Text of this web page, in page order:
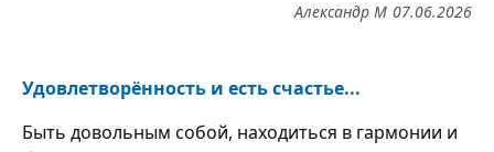
07.06.2026
Александр М
Удовлетворённость и есть счастье...
Быть довольным собой, находиться в гармонии и